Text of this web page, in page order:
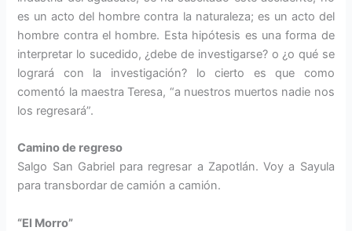
es un acto del hombre contra la naturaleza; es un acto del
hombre contra el hombre. Esta hipótesis es una forma de
interpretar lo sucedido, ¿debe de investigarse? o ¿o qué se
logrará con la investigación? lo cierto es que como
comentó la maestra Teresa, “a nuestros muertos nadie nos
los regresará”.
Camino de regreso
Salgo San Gabriel para regresar a Zapotlán. Voy a Sayula
para transbordar de camión a camión.
“El Morro”